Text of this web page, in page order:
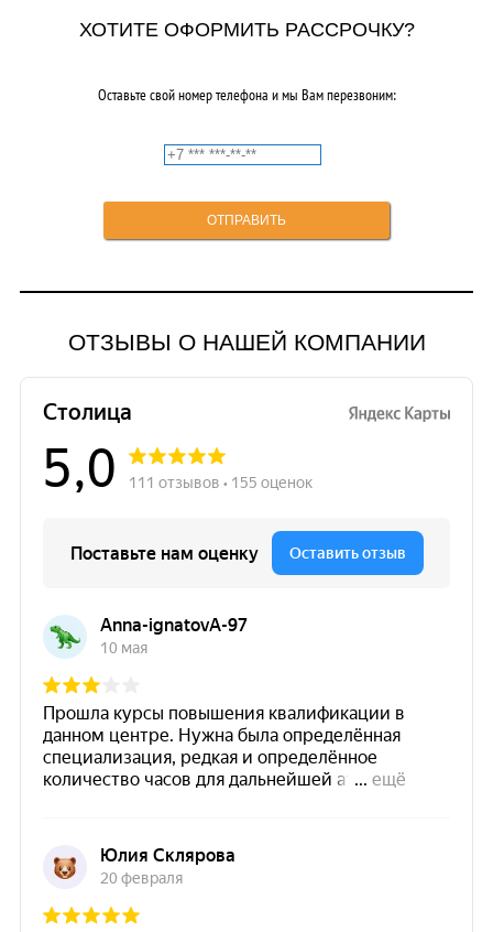
ХОТИТЕ ОФОРМИТЬ РАССРОЧКУ?
Оставьте свой номер телефона и мы Вам перезвоним:
ОТЗЫВЫ О НАШЕЙ КОМПАНИИ